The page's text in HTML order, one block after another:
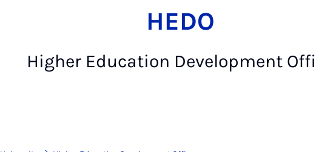
HEDO
Higher Education Development